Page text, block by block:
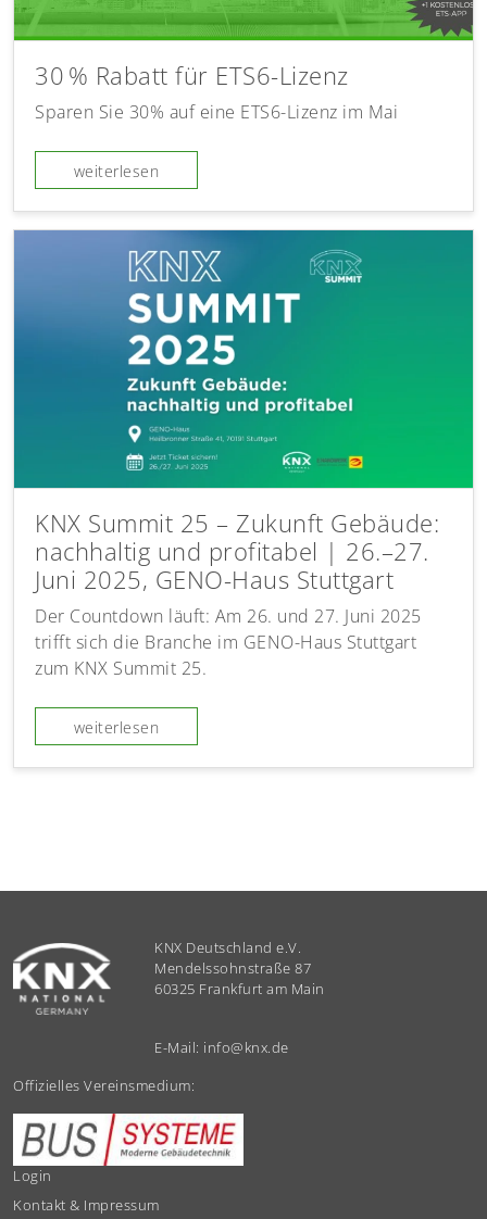
30 % Rabatt für ETS6-Lizenz
Sparen Sie 30% auf eine ETS6-Lizenz im Mai
weiterlesen
KNX Summit 25 – Zukunft Gebäude:
nachhaltig und profitabel | 26.–27.
Juni 2025, GENO-Haus Stuttgart
Der Countdown läuft: Am 26. und 27. Juni 2025
trifft sich die Branche im GENO-Haus Stuttgart
zum KNX Summit 25.
weiterlesen
KNX Deutschland e.V.
Mendelssohnstraße 87
60325 Frankfurt am Main
E-Mail: info@knx.de
Offizielles Vereinsmedium:
Login
Kontakt & Impressum